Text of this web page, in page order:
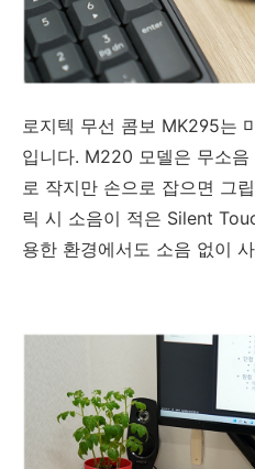
로지텍 무선 콤보 MK295는
입니다. M220 모델은 무소
로 작지만 손으로 잡으면 그
릭 시 소음이 적은 Silent
용한 환경에서도 소음 없이